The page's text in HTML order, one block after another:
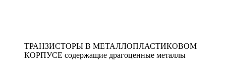
ТРАНЗИСТОРЫ В МЕТАЛЛОПЛАСТИКОВОМ
КОРПУСЕ содержащие драгоценные металлы